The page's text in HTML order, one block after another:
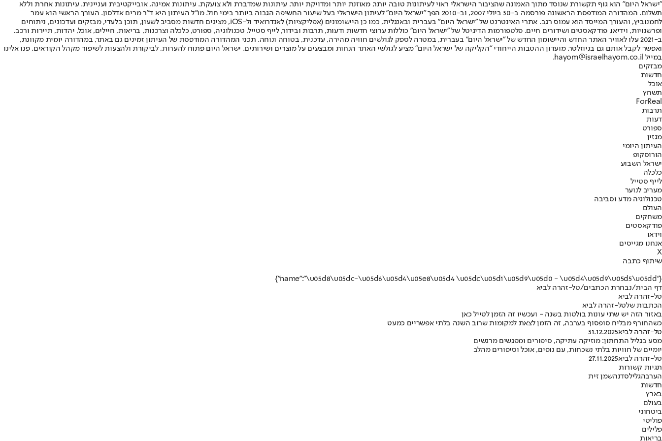
"ישראל היום" הוא גוף תקשורת שנוסד מתוך האמונה שהציבור הישראלי ראוי לעיתונות טובה יותר, מאוזנת יותר ומדויקת יותר. עיתונות שמדברת ולא צועקת. עיתונות אמינה, אובייקטיבית ועניינית. עיתונות אחרת וללא
תשלום. המהדורה המודפסת הראשונה פורסמה ב-30 ביולי 2007, וב-2010 הפך "ישראל היום" לעיתון הישראלי בעל שיעור החשיפה הגבוה ביותר בימי חול. מו"ל העיתון היא ד"ר מרים אדלסון. העורך הראשי הוא עמר
לחמנוביץ, והעורך המייסד הוא עמוס רגב. אתרי האינטרנט של "ישראל היום" בעברית ובאנגלית, כמו כן היישומונים (אפליקציות) לאנדרואיד ול-iOS, מציגים חדשות מסביב לשעון, תוכן בלעדי, מבזקים ועדכונים, ניתוחים
ופרשנויות, וידיאו, פודקאסטים ושידורים חיים. פלטפורמות הדיגיטל של "ישראל היום" כוללות ערוצי חדשות ודעות, תרבות ובידור, לייף סטייל, טכנולוגיה, ספורט, כלכלה וצרכנות, בריאות, חיילים, אוכל, יהדות, תיירות ורכב.
ב-2021 עלו לאוויר האתר החדש והיישומון החדש של "ישראל היום" בעברית, במטרה לספק לגולשים חוויה מהירה, עדכנית, בטוחה ונוחה. תכני המהדורה המודפסת של העיתון זמינים גם באתר, במהדורה יומית מקוונת,
ואפשר לקבל אותם גם בניוזלטר. מועדון ההטבות הייחודי "הקליקה של ישראל היום" מציע לגולשי האתר הנחות ומבצעים על מוצרים ושירותים. ישראל היום פתוח להערות, לביקורת ולהצעות לשיפור מקהל הקוראים. פנו אלינו
במייל hayom@israelhayom.co.il.
מבזקים
חדשות
אוכל
תשחץ
ForReal
תרבות
דעות
ספורט
מגזין
העיתון היומי
הורוסקופ
ישראל השבוע
כלכלה
לייף סטייל
מעריב לנוער
טכנולוגיה מדע וסביבה
העולם
משחקים
פודקאסטים
וידאו
אנחנו מגייסים
X
שיתוף כתבה
{"name":"\u05d8\u05dc-\u05d6\u05d4\u05e8\u05d4 \u05dc\u05d1\u05d9\u05d0 - \u05d4\u05d9\u05d5\u05dd"}
דף הבית/נבחרת הכתבים/טל-זהרה לביא
טל-זהרה לביא
הכתבות שלטל-זהרה לביא
באזור הזה יש שתי עונות בולטות בשנה - ועכשיו זה הזמן לטייל כאן
כשהחורף מבליח סופסוף בערבה, זה הזמן לצאת למקומות שרוב השנה בלתי אפשריים כמעט
טל-זהרה לביא31.12.2025
מסע בגליל התחתון: מוזיקה עתיקה, סיפורים ומפגשים מרגשים
יומיים של חוויות בלתי נשכחות, עם נופים, אוכל וסיפורים מהלב
טל-זהרה לביא27.11.2025
תגיות קשורות
הערבהגלילסדנהשמן זית
חדשות
בארץ
בעולם
ביטחוני
פוליטי
פלילים
בריאות